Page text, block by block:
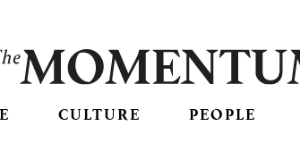
CULTURE PEOPLE